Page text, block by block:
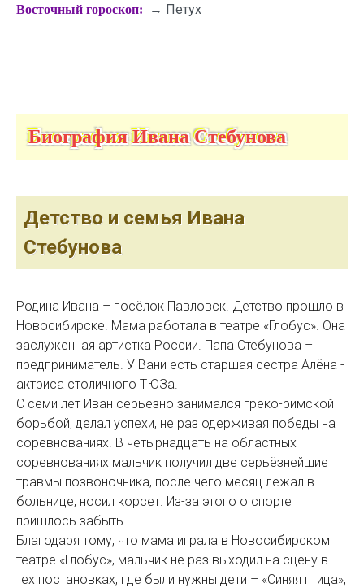
Восточный гороскоп: → Петух
Биография Ивана Стебунова
Детство и семья Ивана
Стебунова
Родина Ивана – посёлок Павловск. Детство прошло в
Новосибирске. Мама работала в театре «Глобус». Она
заслуженная артистка России. Папа Стебунова –
предприниматель. У Вани есть старшая сестра Алёна -
актриса столичного ТЮЗа.
С семи лет Иван серьёзно занимался греко-римской
борьбой, делал успехи, не раз одерживая победы на
соревнованиях. В четырнадцать на областных
соревнованиях мальчик получил две серьёзнейшие
травмы позвоночника, после чего месяц лежал в
больнице, носил корсет. Из-за этого о спорте
пришлось забыть.
Благодаря тому, что мама играла в Новосибирском
театре «Глобус», мальчик не раз выходил на сцену в
тех постановках, где были нужны дети – «Синяя птица»,